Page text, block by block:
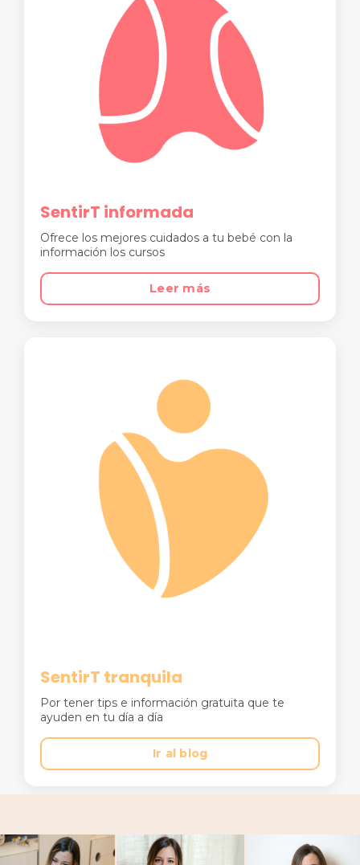
SentirT informada
Ofrece los mejores cuidados a tu bebé con la
información los cursos
Leer más
SentirT tranquila
Por tener tips e información gratuita que te
ayuden en tu día a día
Ir al blog